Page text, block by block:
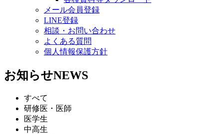
メール会員登録
LINE登録
相談・お問い合わせ
よくある質問
個人情報保護方針
お知らせNEWS
すべて
研修医・医師
医学生
中高生